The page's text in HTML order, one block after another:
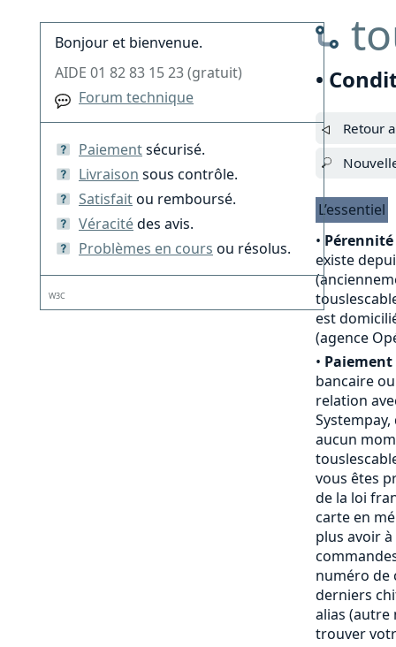
•
Retour
L’essentiel
•
existe
est
(agence
• Paiement
bancaire
relation
aucun
vous êtes
de la loi
carte en
plus avoir
numéro de
derniers
alias (autre
trouver
Bonjour et bienvenue.
AIDE 01 82 83 15 23 (gratuit)
Forum technique
Paiementsécurisé.
Livraison sous contrôle.
Satisfaitou remboursé.
Véracitédes avis.
Problèmes en cours ou résolus.
W3C